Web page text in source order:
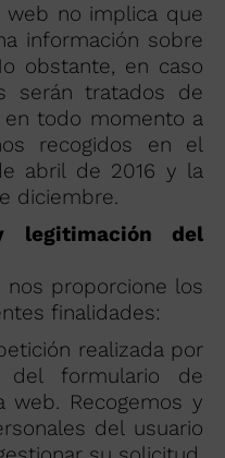
web no implica que
información sobre
obstante, en caso
serán tratados de
todo momento a
recogidos en el
abril de 2016 y la
diciembre.
legitimación del
nos proporcione los
finalidades:
realizada por
formulario de
web. Recogemos y
del usuario